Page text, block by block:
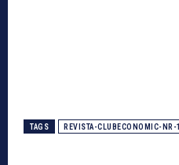
TAGS REVISTA-CLUBECONOMIC-NR-1